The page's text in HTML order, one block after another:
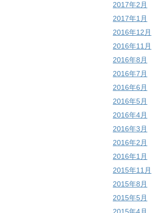
2017年2月
2017年1月
2016年12月
2016年11月
2016年8月
2016年7月
2016年6月
2016年5月
2016年4月
2016年3月
2016年2月
2016年1月
2015年11月
2015年8月
2015年5月